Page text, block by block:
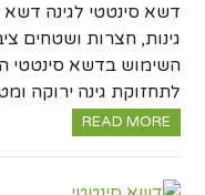
דשא סינטטי לגינה דשא
גינות, חצרות ושטחים
השימוש בדשא סינטטי
לתחזוקת גינה ירוקה
READ MORE